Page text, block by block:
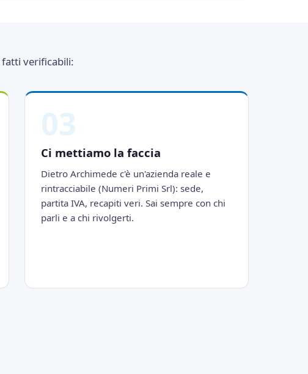
verificabili:
Ci mettiamo la faccia
Dietro Archimede c'è un'azienda reale e
rintracciabile (Numeri Primi Srl): sede,
partita IVA, recapiti veri. Sai sempre con chi
parli e a chi rivolgerti.